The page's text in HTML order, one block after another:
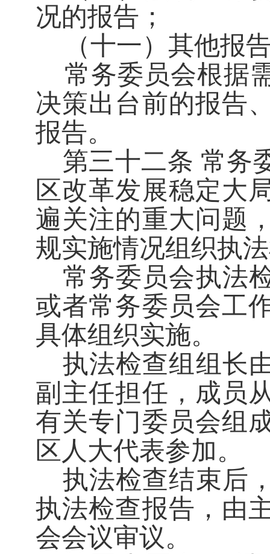
况的报告；
（十一）其他报
常务委员会根据
决策出台前的报告
报告。
第三十二条 常务
区改革发展稳定大
遍关注的重大问题
规实施情况组织执
常务委员会执法
或者常务委员会工
具体组织实施。
执法检查组组长
副主任担任，成员
有关专门委员会组
区人大代表参加。
执法检查结束后
执法检查报告，由
会会议审议。